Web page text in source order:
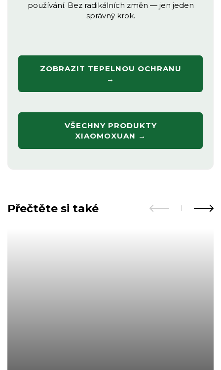
používání. Bez radikálních změn — jen jeden
správný krok.
ZOBRAZIT TEPELNOU OCHRANU
→
VŠECHNY PRODUKTY
XIAOMOXUAN →
Přečtěte si také